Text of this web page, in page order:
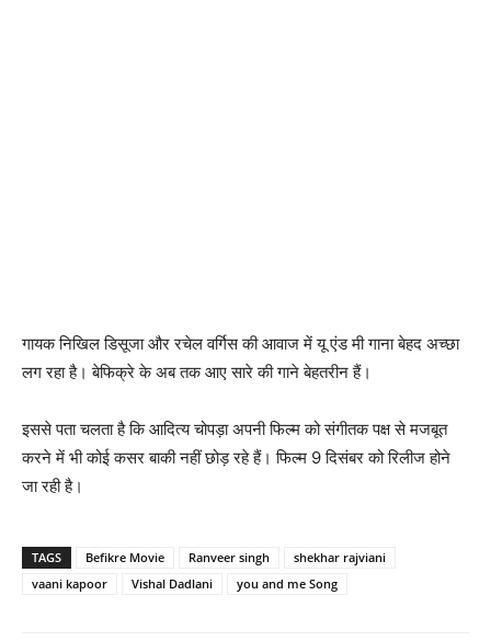
गायक निखिल डिसूजा और रचेल वर्गिस की आवाज में यू एंड मी गाना बेहद अच्‍छा
लग रहा है। बेफिक्रे के अब तक आए सारे की गाने बेहतरीन हैं।
इससे पता चलता है कि आदित्‍य चोपड़ा अपनी फिल्‍म को संगीतक पक्ष से मजबूत
करने में भी कोई कसर बाकी नहीं छोड़ रहे हैं। फिल्‍म 9 दिसंबर को रिलीज होने
जा रही है।
TAGS Befikre Movie Ranveer singh
shekhar rajviani
vaani kapoor
Vishal Dadlani you and me Song